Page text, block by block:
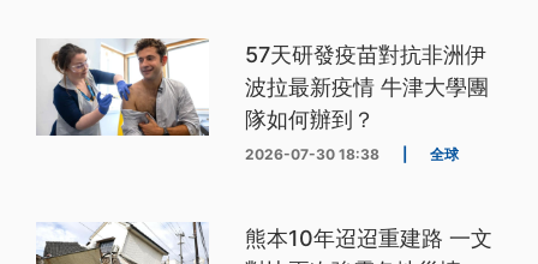
57天研發疫苗對抗非洲伊
波拉最新疫情 牛津大學團
隊如何辦到？
2026-07-30 18:38 全球
熊本10年迢迢重建路 一文